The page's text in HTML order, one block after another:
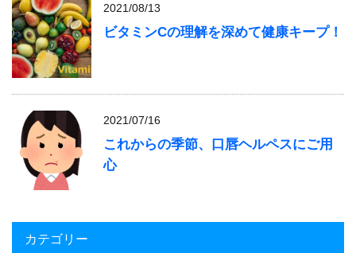
2021/08/13
ビタミンCの理解を深めて健康キープ！
2021/07/16
これからの季節、口唇ヘルペスにご用
心
カテゴリー